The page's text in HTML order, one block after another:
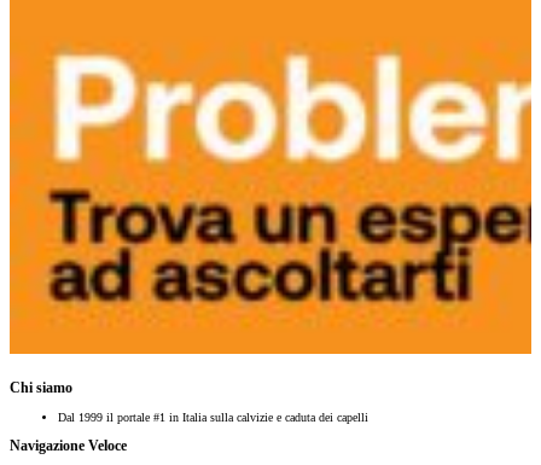
Chi siamo
Dal 1999 il portale #1 in Italia sulla calvizie e caduta dei capelli
Navigazione Veloce